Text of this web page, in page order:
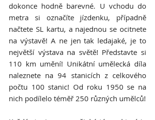
dokonce hodně barevné. U vchodu do
metra si označíte jízdenku, případně
načtete SL kartu, a najednou se ocitnete
na výstavě! A ne jen tak ledajaké, je to
největší výstava na světě! Představte si
110 km umění! Unikátní umělecká díla
naleznete na 94 stanicích z celkového
počtu 100 stanic! Od roku 1950 se na